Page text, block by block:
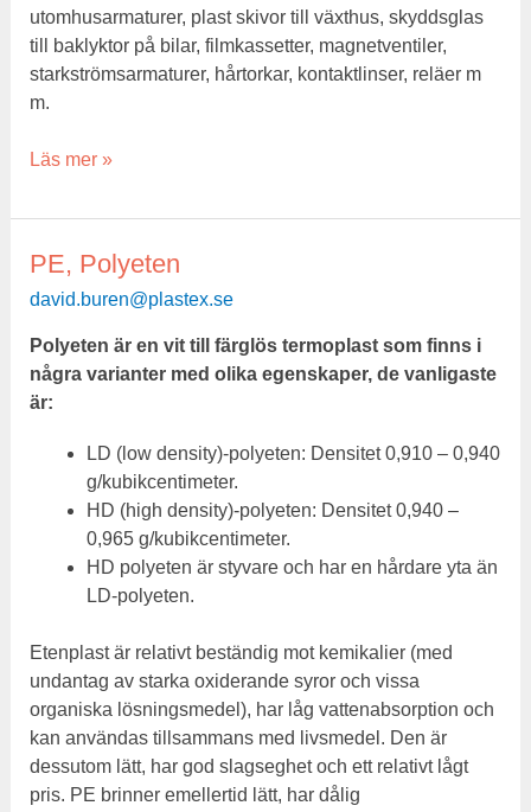
utomhusarmaturer, plast skivor till växthus, skyddsglas
till baklyktor på bilar, filmkassetter, magnetventiler,
starkströmsarmaturer, hårtorkar, kontaktlinser, reläer m
m.
Läs mer »
PE, Polyeten
david.buren@plastex.se
Polyeten är en vit till färglös termoplast som finns i
några varianter med olika egenskaper, de vanligaste
är:
LD (low density)-polyeten: Densitet 0,910 – 0,940
g/kubikcentimeter.
HD (high density)-polyeten: Densitet 0,940 –
0,965 g/kubikcentimeter.
HD polyeten är styvare och har en hårdare yta än
LD-polyeten.
Etenplast är relativt beständig mot kemikalier (med
undantag av starka oxiderande syror och vissa
organiska lösningsmedel), har låg vattenabsorption och
kan användas tillsammans med livsmedel. Den är
dessutom lätt, har god slagseghet och ett relativt lågt
pris. PE brinner emellertid lätt, har dålig
PE,
Polyeten